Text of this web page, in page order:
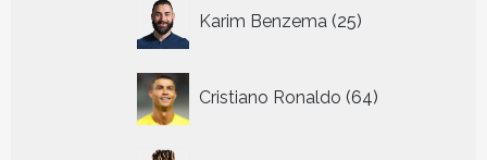
Karim Benzema 25
producten
Cristiano Ronaldo 64
producten